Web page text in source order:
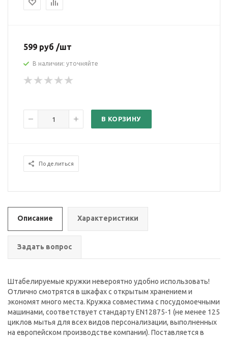
599 руб /шт
В наличии: уточняйте
В КОРЗИНУ
Поделиться
Описание Характеристики
Задать вопрос
Штабелируемые кружки невероятно удобно использовать!
Отлично смотрятся в шкафах с открытым хранением и
экономят много места. Кружка совместима с посудомоечными
машинами, соответствует стандарту EN12875-1 (не менее 125
циклов мытья для всех видов персонализации, выполненных
на европейском производстве компании). Поставляется в